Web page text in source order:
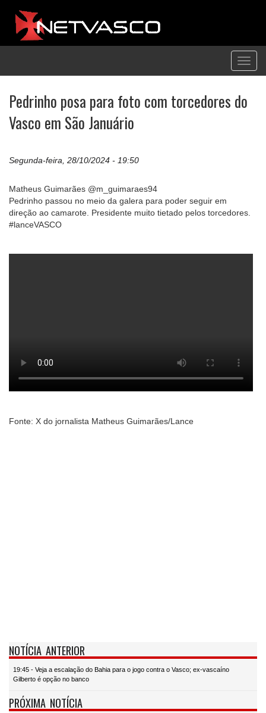
Pedrinho posa para foto com torcedores do
Vasco em São Januário
Segunda-feira, 28/10/2024 - 19:50
Matheus Guimarães @m_guimaraes94
Pedrinho passou no meio da galera para poder seguir em
direção ao camarote. Presidente muito tietado pelos torcedores.
#lanceVASCO
Fonte: X do jornalista Matheus Guimarães/Lance
NOTÍCIA ANTERIOR
19:45 - Veja a escalação do Bahia para o jogo contra o Vasco; ex-vascaíno
Gilberto é opção no banco
PRÓXIMA NOTÍCIA